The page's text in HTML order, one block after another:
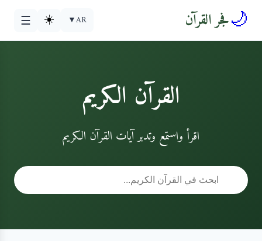
🌙فجر القرآن AR
▼
☀️
☰
القرآن الكريم
اقرأ واستمع وتدبر آيات القرآن الكريم